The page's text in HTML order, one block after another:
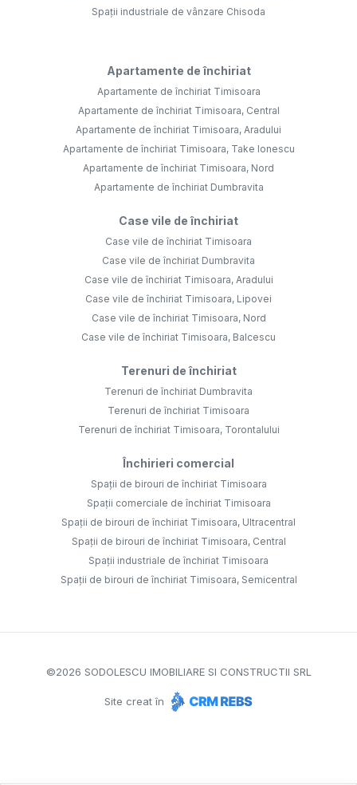
Spații industriale de vânzare Chisoda
Apartamente de închiriat
Apartamente de închiriat Timisoara
Apartamente de închiriat Timisoara, Central
Apartamente de închiriat Timisoara, Aradului
Apartamente de închiriat Timisoara, Take Ionescu
Apartamente de închiriat Timisoara, Nord
Apartamente de închiriat Dumbravita
Case vile de închiriat
Case vile de închiriat Timisoara
Case vile de închiriat Dumbravita
Case vile de închiriat Timisoara, Aradului
Case vile de închiriat Timisoara, Lipovei
Case vile de închiriat Timisoara, Nord
Case vile de închiriat Timisoara, Balcescu
Terenuri de închiriat
Terenuri de închiriat Dumbravita
Terenuri de închiriat Timisoara
Terenuri de închiriat Timisoara, Torontalului
Închirieri comercial
Spații de birouri de închiriat Timisoara
Spații comerciale de închiriat Timisoara
Spații de birouri de închiriat Timisoara, Ultracentral
Spații de birouri de închiriat Timisoara, Central
Spații industriale de închiriat Timisoara
Spații de birouri de închiriat Timisoara, Semicentral
©2026 SODOLESCU IMOBILIARE SI CONSTRUCTII SRL
Site creat în